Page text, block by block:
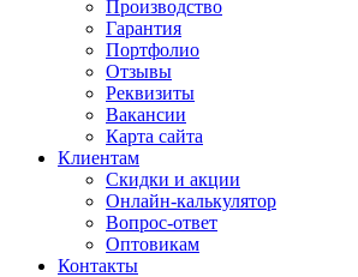
Производство
Гарантия
Портфолио
Отзывы
Реквизиты
Вакансии
Карта сайта
Клиентам
Скидки и акции
Онлайн-калькулятор
Вопрос-ответ
Оптовикам
Контакты